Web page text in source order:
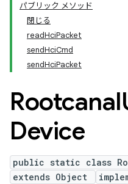
パブリック メソッド
閉じる
readHciPacket
sendHciCmd
sendHciPacket
Rootcanal
Device
public static class
extends Object